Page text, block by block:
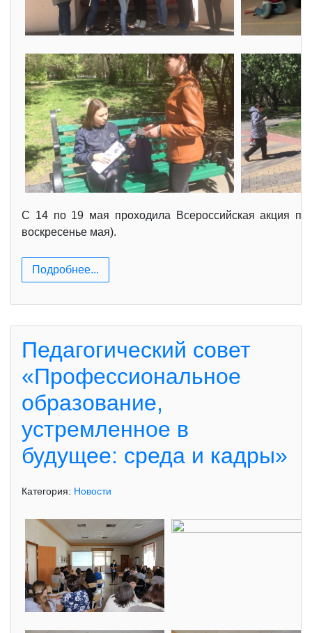
С 14 по 19 мая проходила Всероссийская акция
воскресенье мая).
Подробнее...
Педагогический совет
«Профессиональное
образование,
устремленное в
будущее: среда и кадры»
Категория: Новости